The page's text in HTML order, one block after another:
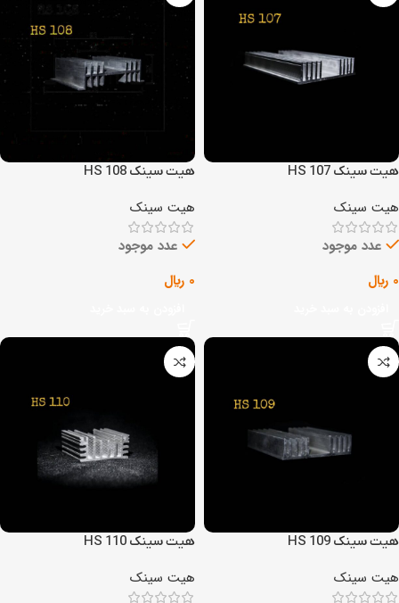
هیت سینک HS 107
هیت سینک
عدد موجود
0 ﷼
هیت سینک HS 108
هیت سینک
عدد موجود
0 ﷼
هیت سینک HS 109
هیت سینک
هیت سینک HS 110
هیت سینک